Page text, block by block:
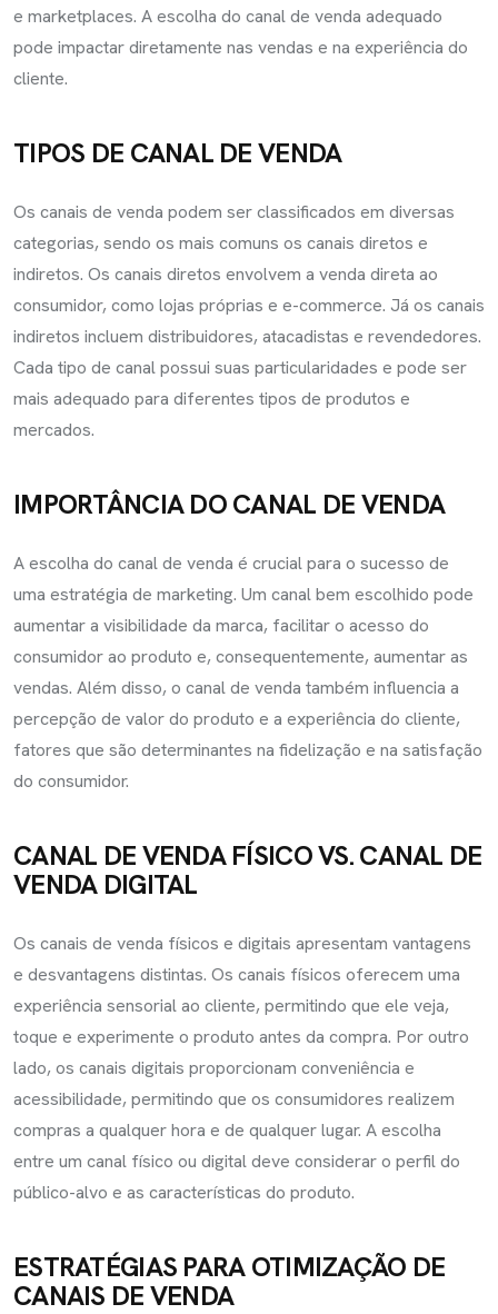
e marketplaces. A escolha do canal de venda adequado
pode impactar diretamente nas vendas e na experiência do
cliente.
TIPOS DE CANAL DE VENDA
Os canais de venda podem ser classificados em diversas
categorias, sendo os mais comuns os canais diretos e
indiretos. Os canais diretos envolvem a venda direta ao
consumidor, como lojas próprias e e-commerce. Já os canais
indiretos incluem distribuidores, atacadistas e revendedores.
Cada tipo de canal possui suas particularidades e pode ser
mais adequado para diferentes tipos de produtos e
mercados.
IMPORTÂNCIA DO CANAL DE VENDA
A escolha do canal de venda é crucial para o sucesso de
uma estratégia de marketing. Um canal bem escolhido pode
aumentar a visibilidade da marca, facilitar o acesso do
consumidor ao produto e, consequentemente, aumentar as
vendas. Além disso, o canal de venda também influencia a
percepção de valor do produto e a experiência do cliente,
fatores que são determinantes na fidelização e na satisfação
do consumidor.
CANAL DE VENDA FÍSICO VS. CANAL DE
VENDA DIGITAL
Os canais de venda físicos e digitais apresentam vantagens
e desvantagens distintas. Os canais físicos oferecem uma
experiência sensorial ao cliente, permitindo que ele veja,
toque e experimente o produto antes da compra. Por outro
lado, os canais digitais proporcionam conveniência e
acessibilidade, permitindo que os consumidores realizem
compras a qualquer hora e de qualquer lugar. A escolha
entre um canal físico ou digital deve considerar o perfil do
público-alvo e as características do produto.
ESTRATÉGIAS PARA OTIMIZAÇÃO DE
CANAIS DE VENDA